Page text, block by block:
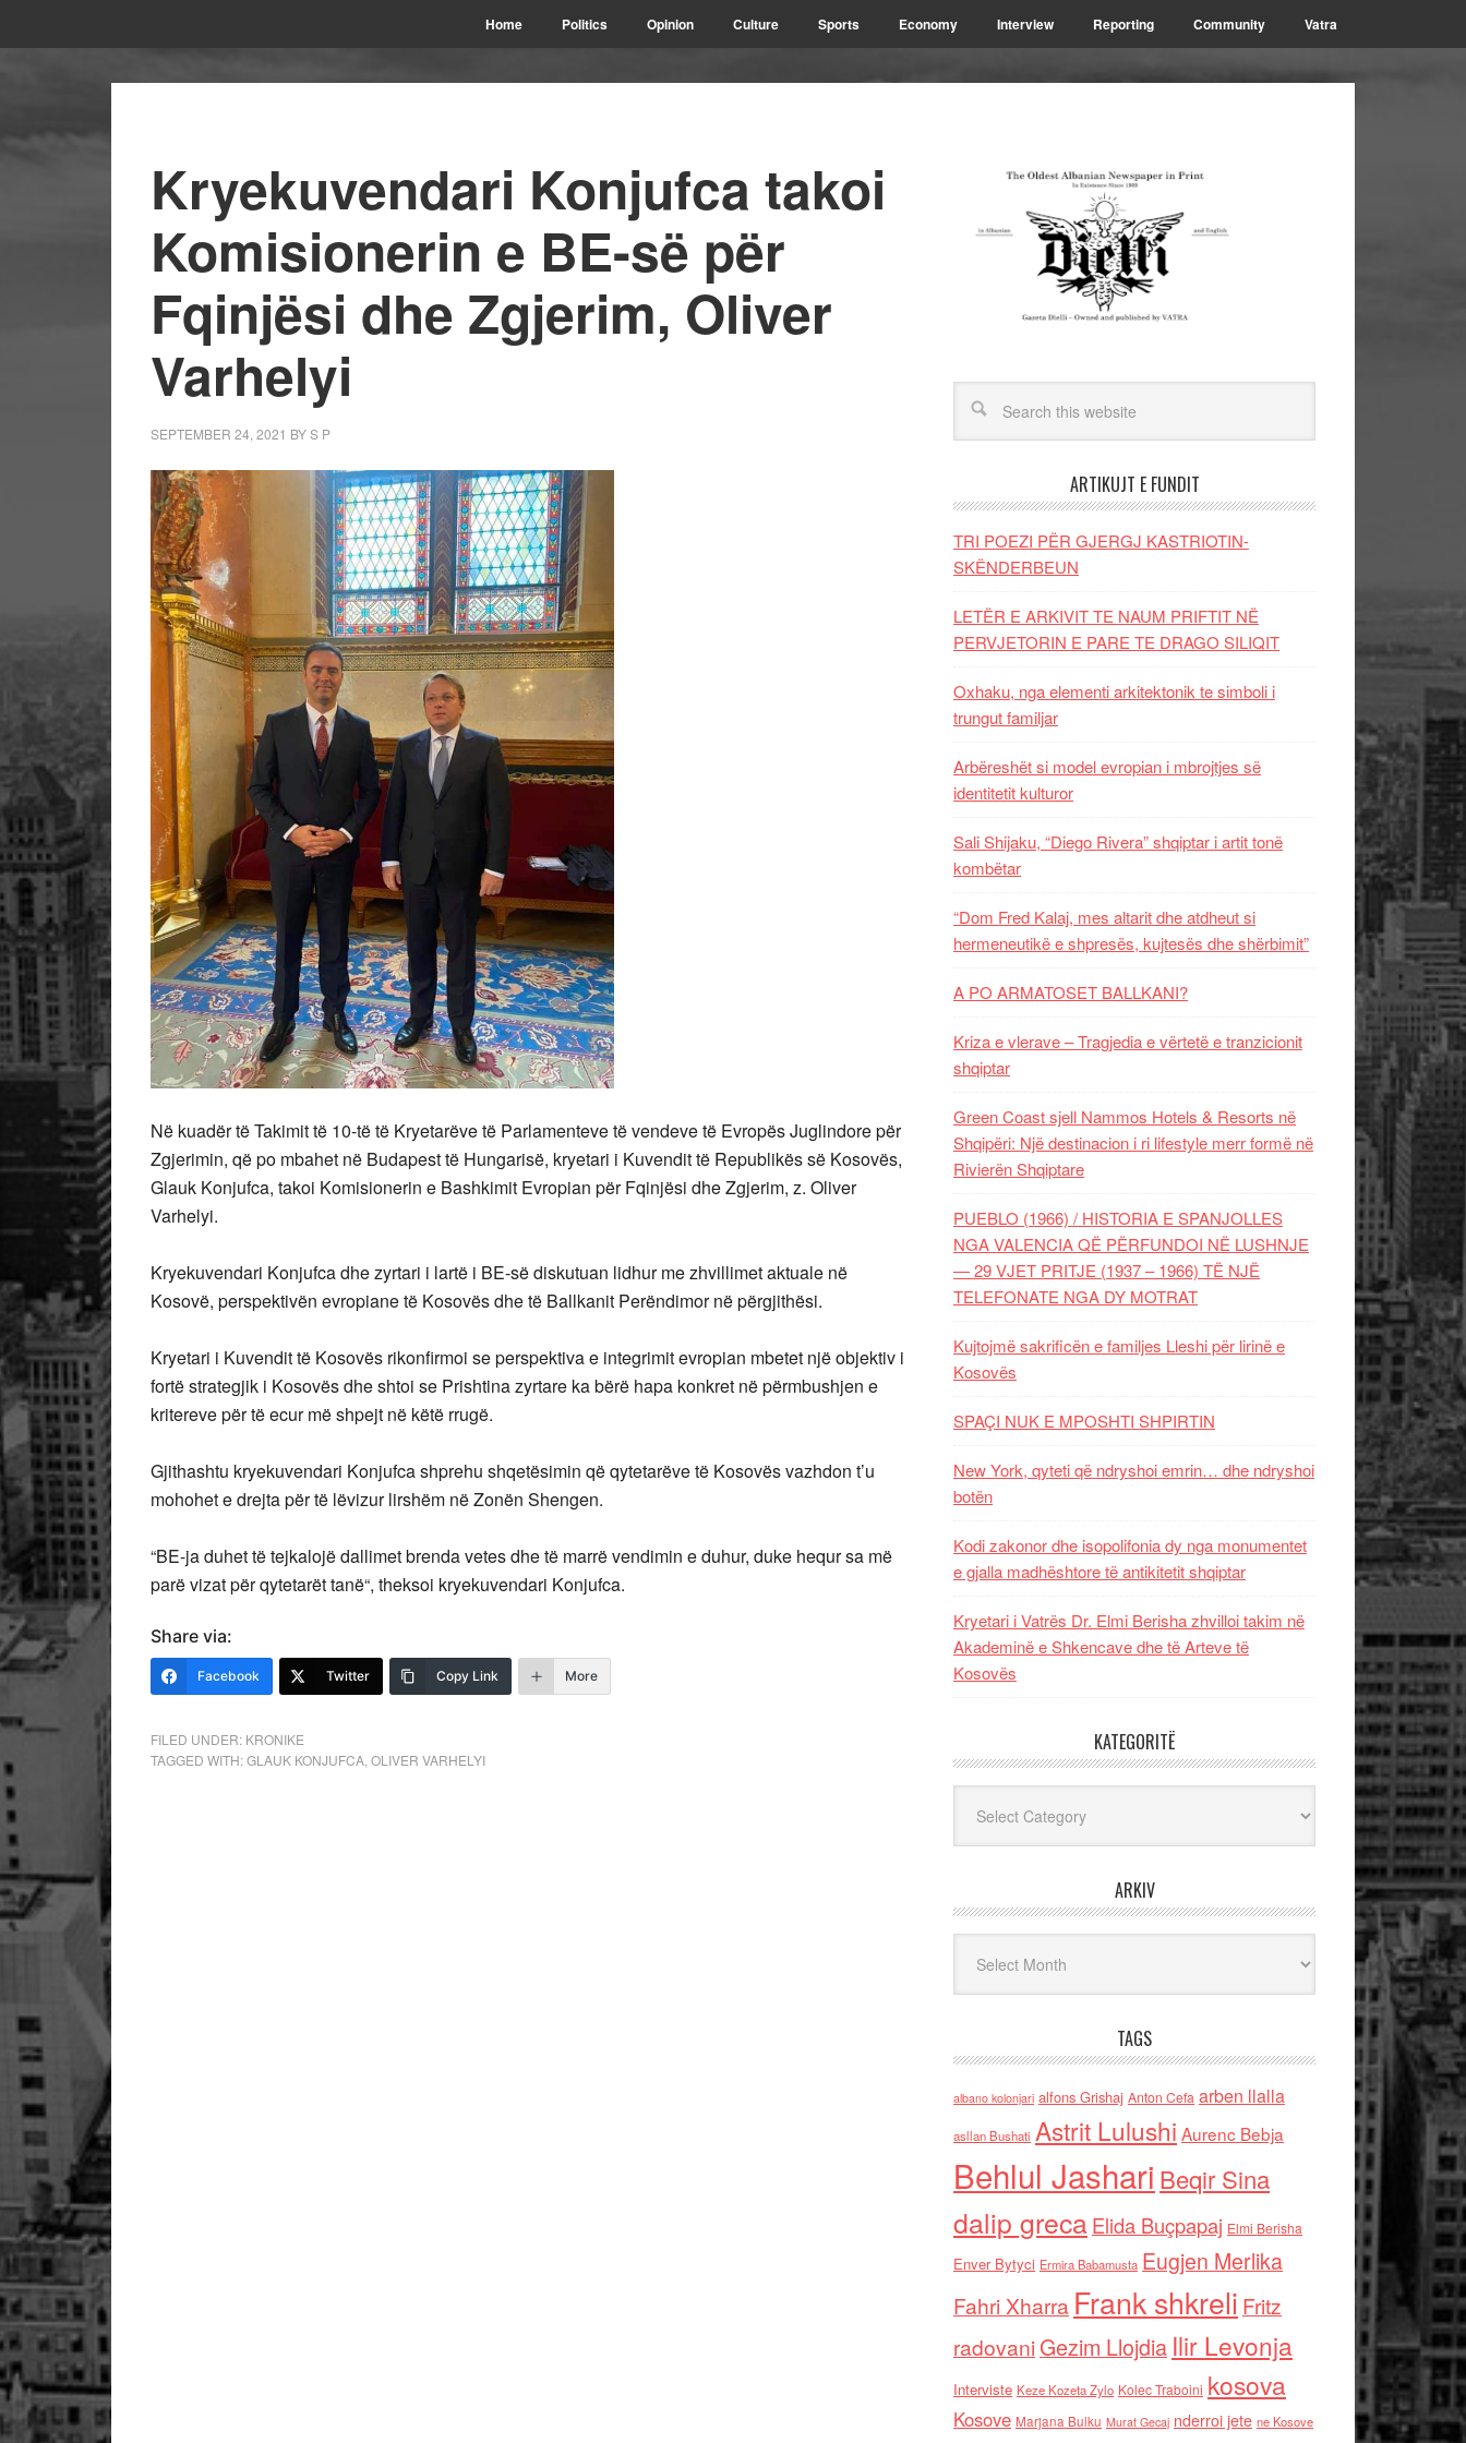
Home Politics Opinion Culture Sports Economy Interview Reporting Community Vatra
Kryekuvendari Konjufca takoi
Komisionerin e BE-së për
Fqinjësi dhe Zgjerim, Oliver
Varhelyi
SEPTEMBER 24, 2021 BYS P
Në kuadër të Takimit të 10-të të Kryetarëve të Parlamenteve të vendeve të Evropës Juglindore për
Zgjerimin, që po mbahet në Budapest të Hungarisë, kryetari i Kuvendit të Republikës së Kosovës,
Glauk Konjufca, takoi Komisionerin e Bashkimit Evropian për Fqinjësi dhe Zgjerim, z. Oliver
Varhelyi.
Kryekuvendari Konjufca dhe zyrtari i lartë i BE-së diskutuan lidhur me zhvillimet aktuale në
Kosovë, perspektivën evropiane të Kosovës dhe të Ballkanit Perëndimor në përgjithësi.
Kryetari i Kuvendit të Kosovës rikonfirmoi se perspektiva e integrimit evropian mbetet një objektiv i
fortë strategjik i Kosovës dhe shtoi se Prishtina zyrtare ka bërë hapa konkret në përmbushjen e
kritereve për të ecur më shpejt në këtë rrugë.
Gjithashtu kryekuvendari Konjufca shprehu shqetësimin që qytetarëve të Kosovës vazhdon t’u
mohohet e drejta për të lëvizur lirshëm në Zonën Shengen.
“BE-ja duhet të tejkalojë dallimet brenda vetes dhe të marrë vendimin e duhur, duke hequr sa më
parë vizat për qytetarët tanë“, theksoi kryekuvendari Konjufca.​
Share via:
Facebook Twitter Copy Link More
FILED UNDER: KRONIKE
TAGGED WITH:GLAUK KONJUFCA OLIVER VARHELYI
ARTIKUJT E FUNDIT
TRI POEZI PËR GJERGJ KASTRIOTIN-
SKËNDERBEUN
LETËR E ARKIVIT TE NAUM PRIFTIT NË
PERVJETORIN E PARE TE DRAGO SILIQIT
Oxhaku, nga elementi arkitektonik te simboli i
trungut familjar
Arbëreshët si model evropian i mbrojtjes së
identitetit kulturor
Sali Shijaku, “Diego Rivera” shqiptar i artit tonë
kombëtar
“Dom Fred Kalaj, mes altarit dhe atdheut si
hermeneutikë e shpresës, kujtesës dhe shërbimit”
A PO ARMATOSET BALLKANI?
Kriza e vlerave – Tragjedia e vërtetë e tranzicionit
shqiptar
Green Coast sjell Nammos Hotels & Resorts në
Shqipëri: Një destinacion i ri lifestyle merr formë në
Rivierën Shqiptare
PUEBLO (1966) / HISTORIA E SPANJOLLES
NGA VALENCIA QË PËRFUNDOI NË LUSHNJE
— 29 VJET PRITJE (1937 – 1966) TË NJË
TELEFONATE NGA DY MOTRAT
Kujtojmë sakrificën e familjes Lleshi për lirinë e
Kosovës
SPAÇI NUK E MPOSHTI SHPIRTIN
New York, qyteti që ndryshoi emrin… dhe ndryshoi
botën
Kodi zakonor dhe isopolifonia dy nga monumentet
e gjalla madhështore të antikitetit shqiptar
Kryetari i Vatrës Dr. Elmi Berisha zhvilloi takim në
Akademinë e Shkencave dhe të Arteve të
Kosovës
KATEGORITË
ARKIV
TAGS
albano kolonjari alfons Grishaj Anton Cefa arben llalla
asllan Bushati Astrit Lulushi Aurenc Bebja
Behlul Jashari Beqir Sina
dalip grecaElida Buçpapaj Elmi Berisha
Enver Bytyci Ermira Babamusta Eugjen Merlika
Fahri Xharra Frank shkreli Fritz
radovaniGezim Llojdia Ilir Levonja
Interviste Keze Kozeta Zylo Kolec Traboini kosova
Kosove Marjana Bulku Murat Gecaj nderroi jete ne Kosove